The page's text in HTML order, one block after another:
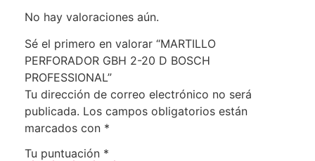
No hay valoraciones aún.
Sé el primero en valorar “MARTILLO
PERFORADOR GBH 2-20 D BOSCH
PROFESSIONAL”
Tu dirección de correo electrónico no será
publicada. Los campos obligatorios están
marcados con *
Tu puntuación *